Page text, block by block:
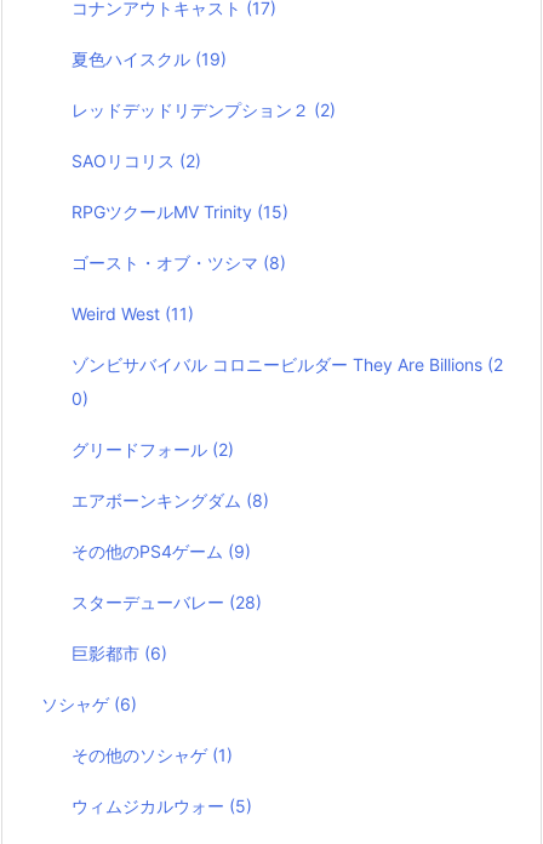
コナンアウトキャスト (17)
夏色ハイスクル (19)
レッドデッドリデンプション２ (2)
SAOリコリス (2)
RPGツクールMV Trinity (15)
ゴースト・オブ・ツシマ (8)
Weird West (11)
ゾンビサバイバル コロニービルダー They Are Billions (2
0)
グリードフォール (2)
エアボーンキングダム (8)
その他のPS4ゲーム (9)
スターデューバレー (28)
巨影都市 (6)
ソシャゲ (6)
その他のソシャゲ (1)
ウィムジカルウォー (5)